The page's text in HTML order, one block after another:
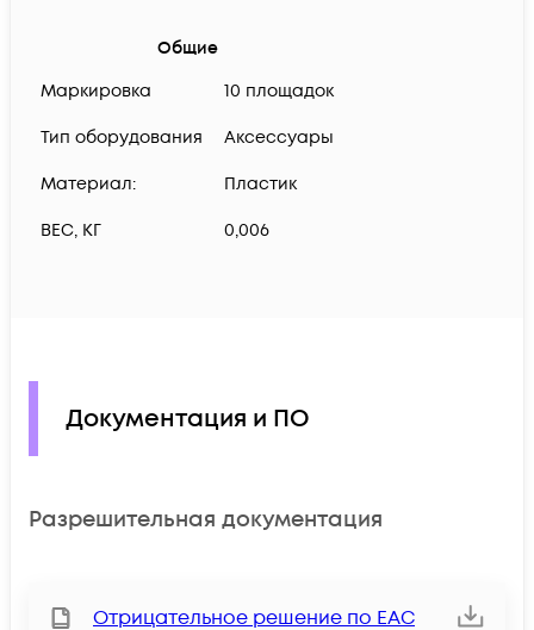
Общие
Маркировка
10 площадок
Тип оборудования Аксессуары
Материал: Пластик
ВЕС, КГ 0,006
Документация и ПО
Разрешительная документация
Отрицательное решение по ЕАС